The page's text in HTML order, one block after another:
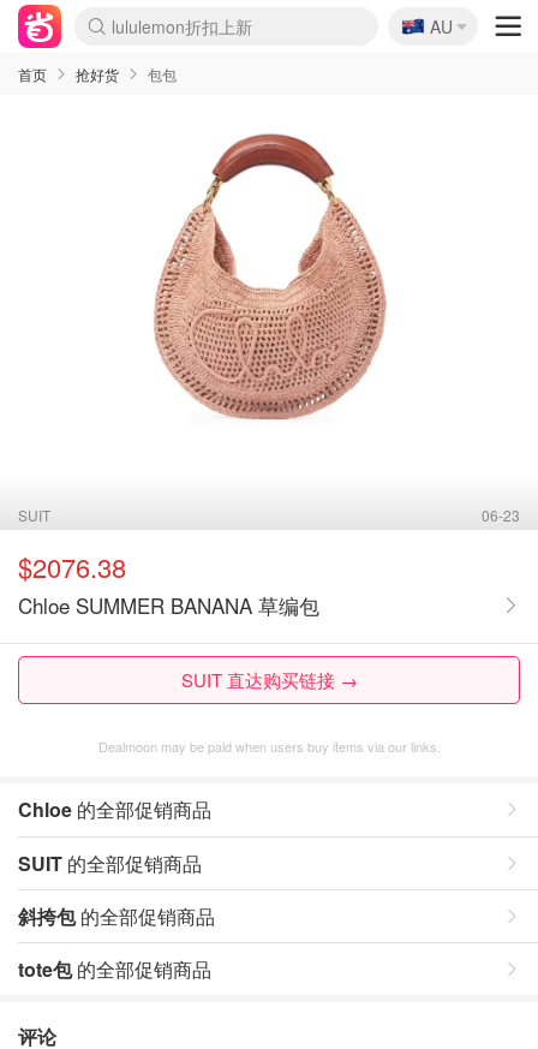
lululemon折扣上新
Sasa美妆护肤3.5折
SSENSE年中2.5折
FreshBeauty好价汇总
Cettire降价+叠9折
WWS Coles超市实拍
viagogo二手票捡漏
Myer超级周末
The Outnet奢牌1折起
David Jones 3折起
Flannels大牌1折
Perfumes Club护肤1折
AMIRO面罩$251
Amazon折扣汇总
eToro入金$200送$50
Amazon数码好物
ICONIC本周7.5折
ThedoubleF高奢地板价
Moose Knuckles 6折
丝芙兰5折起
EUFY摄像头$98
Selenichast首饰2折
Trip机票酒店促销
YSL送5件彩妆礼
Amazon家居好物
Amazon美妆护肤
雅漾大喷$8
过敏原检测盒$33
伊索独家赠50ml沐浴露
科颜氏高保湿面霜$29
SEALIFE海洋馆门票6折
丝塔芙大白罐$16
订阅Newsletter送香薰
Cult Beauty 6.8折
Harrods圣诞日历$525
LN-CC奢牌私促3折
d'Alba空姐喷雾$16
EVE LOM套装£56
Bernardelli独家4折
Adore Beauty 6折起
CT圣诞日历
Mytheresa奢品2.7折
Luxury Escapes 9折
Currentbody美容仪$881
MOON Garden Live
Roborock扫地机$649
Tingo Life水杯$24
Valentino官网5折
CR洗护套装$23
修丽可4件套$159
Myer彩妆2件7折
GANNI官网4.5折
Stylevana韩妆4折
Tessabit高奢8.5折
OGX洗发水$11
Amazon阿德莱德次日达
卡诗8.5折+赠礼
Philips Hue灯具8折
🇦🇺
AU
首页 抢好货 包包
SUIT 06-23
$2076.38
Chloe SUMMER BANANA 草编包
SUIT 直达购买链接 →
Dealmoon may be paid when users buy items via our links.
Chloe 的全部促销商品
SUIT 的全部促销商品
斜挎包的全部促销商品
tote包的全部促销商品
评论